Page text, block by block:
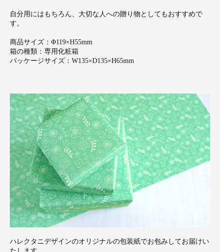
自分用にはもちろん、大切な人への贈り物としてもおすすめで
す。
商品サイズ：Φ119×H55mm
箱の種類：専用化粧箱
パッケージサイズ：W135×D135×H65mm
ハレクタニデザインのオリジナルの包装紙でお包みしてお届けい